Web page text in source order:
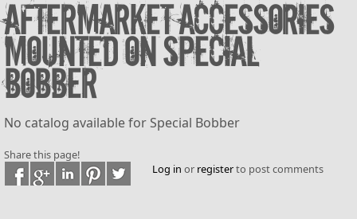
Aftermarket accessories
mounted on Special
Bobber
No catalog available for Special Bobber
Share this page!
Log in or registerto post comments